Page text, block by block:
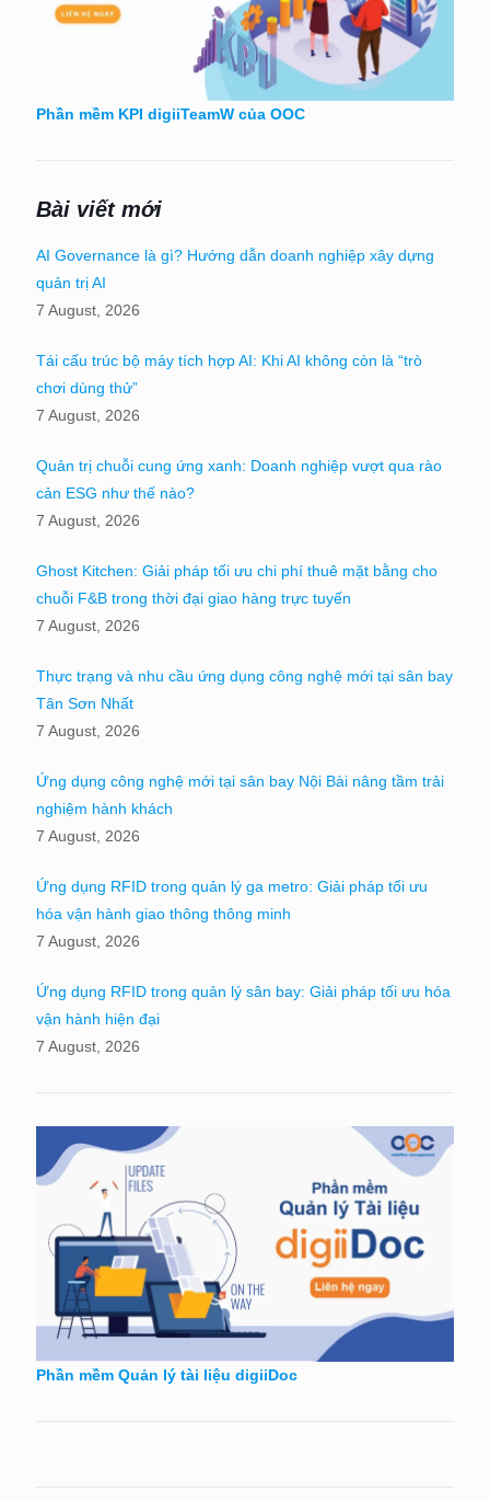
Phần mềm KPI digiiTeamW của OOC
Bài viết mới
AI Governance là gì? Hướng dẫn doanh nghiệp xây dựng
quản trị AI
7 August, 2026
Tái cấu trúc bộ máy tích hợp AI: Khi AI không còn là “trò
chơi dùng thử”
7 August, 2026
Quản trị chuỗi cung ứng xanh: Doanh nghiệp vượt qua rào
cản ESG như thế nào?
7 August, 2026
Ghost Kitchen: Giải pháp tối ưu chi phí thuê mặt bằng cho
chuỗi F&B trong thời đại giao hàng trực tuyến
7 August, 2026
Thực trạng và nhu cầu ứng dụng công nghệ mới tại sân bay
Tân Sơn Nhất
7 August, 2026
Ứng dụng công nghệ mới tại sân bay Nội Bài nâng tầm trải
nghiệm hành khách
7 August, 2026
Ứng dụng RFID trong quản lý ga metro: Giải pháp tối ưu
hóa vận hành giao thông thông minh
7 August, 2026
Ứng dụng RFID trong quản lý sân bay: Giải pháp tối ưu hóa
vận hành hiện đại
7 August, 2026
Phần mềm Quản lý tài liệu digiiDoc